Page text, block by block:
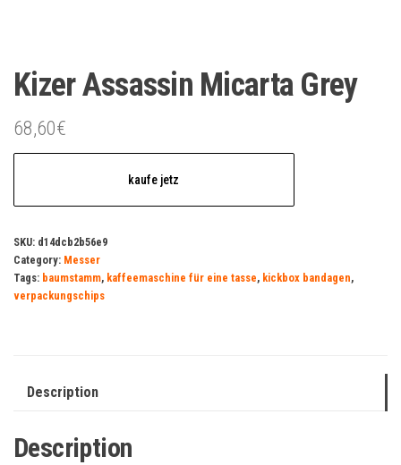
Kizer Assassin Micarta Grey
68,60€
kaufe jetz
SKU: d14dcb2b56e9
Category: Messer
Tags: baumstamm, kaffeemaschine für eine tasse, kickbox bandagen,
verpackungschips
Description
Description